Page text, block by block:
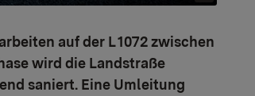
auf der L 1072 zwischen
wird die Landstraße
saniert. Eine Umleitung